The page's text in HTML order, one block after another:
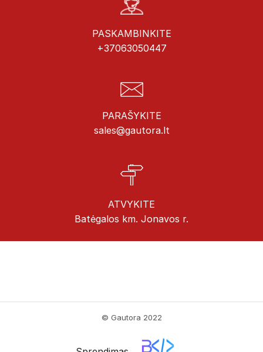
PASKAMBINKITE
+37063050447
PARAŠYKITE
sales@gautora.lt
ATVYKITE
Batėgalos km. Jonavos r.
© Gautora 2022